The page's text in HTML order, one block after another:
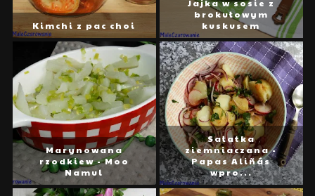
Kimchi z pac choi
Jajka w sosie z
brokułowym
kuskusem
Marynowana
rzodkiew - Moo
Namul
Sałatka
ziemniaczana -
Papas Aliñás
wpro...